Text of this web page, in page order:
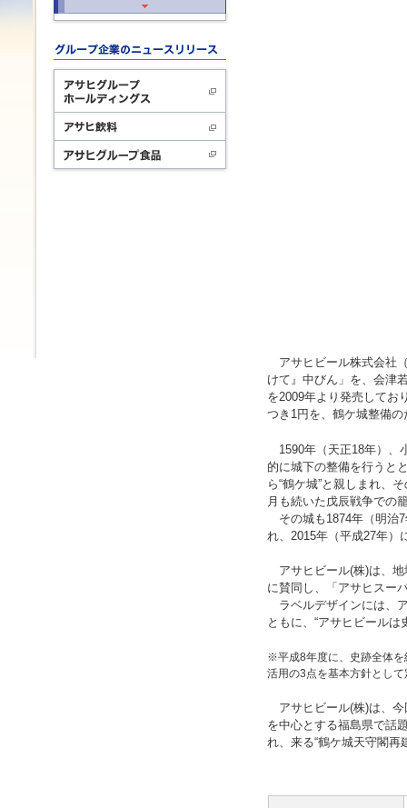
アサヒビール株式会社
けて』中びん」を、会津
を2009年より発売して
つき1円を、鶴ケ城整備
1590年（天正18年）、
的に城下の整備を行うと
ら“鶴ケ城”と親しまれ、
月も続いた戊辰戦争での
その城も1874年（明治7
れ、2015年（平成27年）
アサヒビール(株)は、地
に賛同し、「アサヒスー
ラベルデザインには、
ともに、“アサヒビール
※平成8年度に、史跡全体を
活用の3点を基本方針とし
アサヒビール(株)は、今
を中心とする福島県で話
れ、来る“鶴ケ城天守閣